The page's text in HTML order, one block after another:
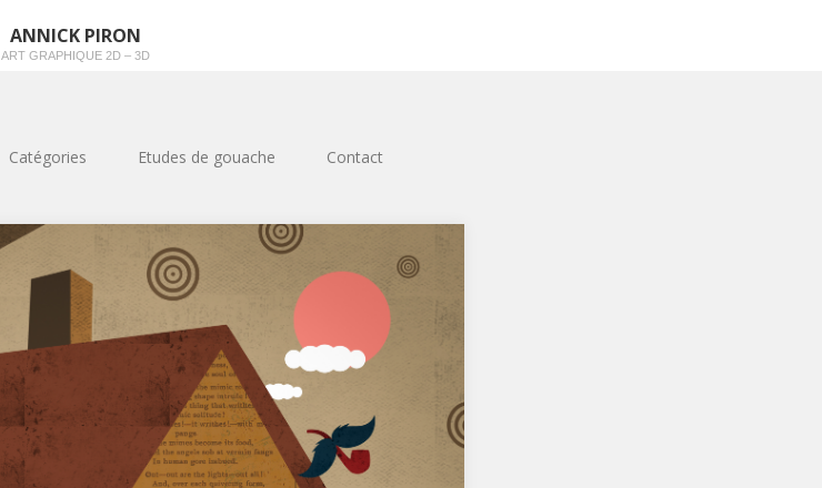
ANNICK PIRON
ART GRAPHIQUE 2D – 3D
Catégories Etudes de gouache Contact